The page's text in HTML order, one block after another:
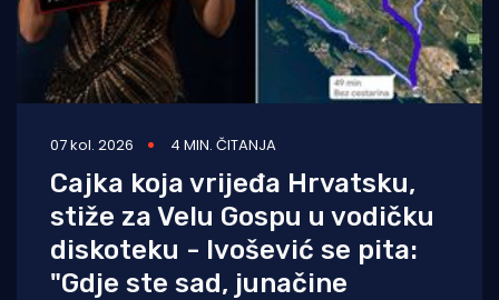
07 kol. 2026 4 MIN. ČITANJA
Cajka koja vrijeđa Hrvatsku,
stiže za Velu Gospu u vodičku
diskoteku - Ivošević se pita:
"Gdje ste sad, junačine